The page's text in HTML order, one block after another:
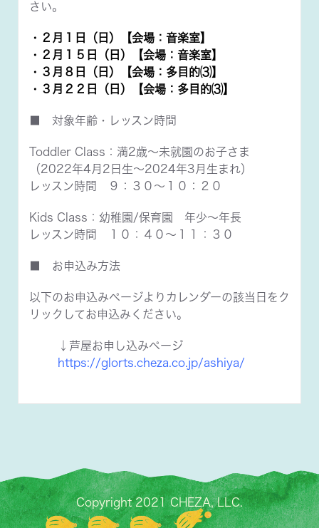
さい。
・２月１日（日）【会場：音楽室】
・２月１５日（日）【会場：音楽室】
・３月８日（日）【会場：多目的⑶】
・３月２２日（日）【会場：多目的⑶】
■ 対象年齢・レッスン時間
Toddler Class：満2歳～未就園のお子さま
（2022年4月2日生～2024年3月生まれ）
レッスン時間 ９：３０～１０：２０
Kids Class：幼稚園/保育園 年少～年長
レッスン時間 １０：４０～１１：３０
■ お申込み方法
以下のお申込みページよりカレンダーの該当日をク
リックしてお申込みください。
↓芦屋お申し込みページ
https://glorts.cheza.co.jp/ashiya/
Copyright 2021 CHEZA, LLC.